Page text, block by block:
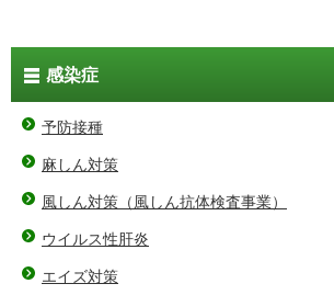
感染症
予防接種
麻しん対策
風しん対策（風しん抗体検査事業）
ウイルス性肝炎
エイズ対策